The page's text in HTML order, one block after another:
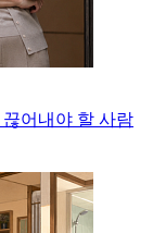
어내야 할 사람